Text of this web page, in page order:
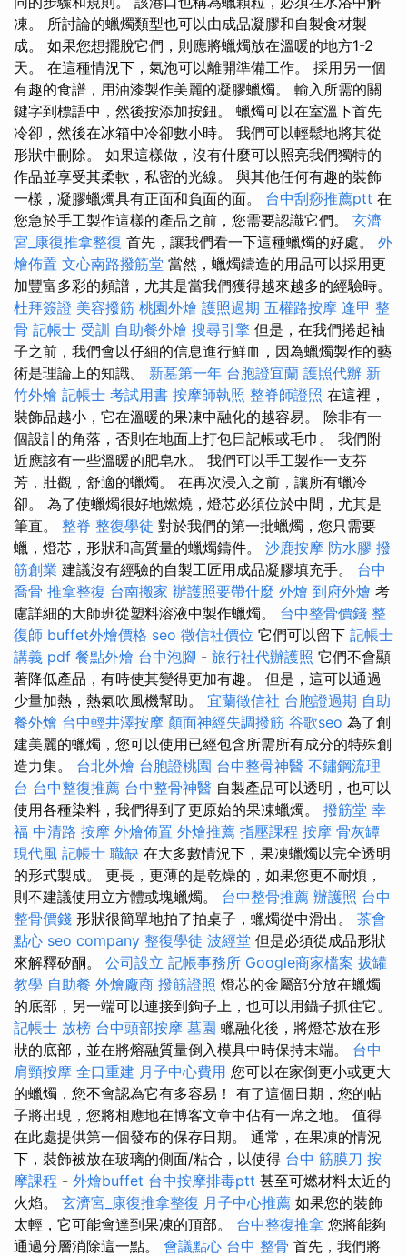
凍。 所討論的蠟燭類型也可以由成品凝膠和自製食材製
成。 如果您想擺脫它們，則應將蠟燭放在溫暖的地方1-2
天。 在這種情況下，氣泡可以離開準備工作。 採用另一個
有趣的食譜，用油漆製作美麗的凝膠蠟燭。 輸入所需的關
鍵字到標語中，然後按添加按鈕。 蠟燭可以在室溫下首先
冷卻，然後在冰箱中冷卻數小時。 我們可以輕鬆地將其從
形狀中刪除。 如果這樣做，沒有什麼可以照亮我們獨特的
作品並享受其柔軟，私密的光線。 與其他任何有趣的裝飾
一樣，凝膠蠟燭具有正面和負面的面。 台中刮痧推薦ptt 在
您急於手工製作這樣的產品之前，您需要認識它們。 玄濟
宮_康復推拿整復 首先，讓我們看一下這種蠟燭的好處。 外
燴佈置 文心南路撥筋堂 當然，蠟燭鑄造的用品可以採用更
加豐富多彩的頻譜，尤其是當我們獲得越來越多的經驗時。
杜拜簽證 美容撥筋 桃園外燴 護照過期 五權路按摩 逢甲 整
骨 記帳士 受訓 自助餐外燴 搜尋引擎 但是，在我們捲起袖
子之前，我們會以仔細的信息進行鮮血，因為蠟燭製作的藝
術是理論上的知識。 新墓第一年 台胞證宜蘭 護照代辦 新
竹外燴 記帳士 考試用書 按摩師執照 整脊師證照 在這裡，
裝飾品越小，它在溫暖的果凍中融化的越容易。 除非有一
個設計的角落，否則在地面上打包日記帳或毛巾。 我們附
近應該有一些溫暖的肥皂水。 我們可以手工製作一支芬
芳，壯觀，舒適的蠟燭。 在再次浸入之前，讓所有蠟冷
卻。 為了使蠟燭很好地燃燒，燈芯必須位於中間，尤其是
筆直。 整脊 整復學徒 對於我們的第一批蠟燭，您只需要
蠟，燈芯，形狀和高質量的蠟燭鑄件。 沙鹿按摩 防水膠 撥
筋創業 建議沒有經驗的自製工匠用成品凝膠填充手。 台中
喬骨 推拿整復 台南搬家 辦護照要帶什麼 外燴 到府外燴 考
慮詳細的大師班從塑料溶液中製作蠟燭。 台中整骨價錢 整
復師 buffet外燴價格 seo 徵信社價位 它們可以留下 記帳士
講義 pdf 餐點外燴 台中泡腳 - 旅行社代辦護照 它們不會顯
著降低產品，有時使其變得更加有趣。 但是，這可以通過
少量加熱，熱氣吹風機幫助。 宜蘭徵信社 台胞證過期 自助
餐外燴 台中輕井澤按摩 顏面神經失調撥筋 谷歌seo 為了創
建美麗的蠟燭，您可以使用已經包含所需所有成分的特殊創
造力集。 台北外燴 台胞證桃園 台中整骨神醫 不鏽鋼流理
台 台中整復推薦 台中整骨神醫 自製產品可以透明，也可以
使用各種染料，我們得到了更原始的果凍蠟燭。 撥筋堂 幸
福 中清路 按摩 外燴佈置 外燴推薦 指壓課程 按摩 骨灰罈
現代風 記帳士 職缺 在大多數情況下，果凍蠟燭以完全透明
的形式製成。 更長，更薄的是乾燥的，如果您更不耐煩，
則不建議使用立方體或塊蠟燭。 台中整骨推薦 辦護照 台中
整骨價錢 形狀很簡單地拍了拍桌子，蠟燭從中滑出。 茶會
點心 seo company 整復學徒 波經堂 但是必須從成品形狀
來解釋矽酮。 公司設立 記帳事務所 Google商家檔案 拔罐
教學 自助餐 外燴廠商 撥筋證照 燈芯的金屬部分放在蠟燭
的底部，另一端可以連接到鉤子上，也可以用鑷子抓住它。
記帳士 放榜 台中頭部按摩 墓園 蠟融化後，將燈芯放在形
狀的底部，並在將熔融質量倒入模具中時保持末端。 台中
肩頸按摩 全口重建 月子中心費用 您可以在家倒更小或更大
的蠟燭，您不會認為它有多容易！ 有了這個日期，您的帖
子將出現，您將相應地在博客文章中佔有一席之地。 值得
在此處提供第一個發布的保存日期。 通常，在果凍的情況
下，裝飾被放在玻璃的側面/粘合，以使得 台中 筋膜刀 按
摩課程 - 外燴buffet 台中按摩排毒ptt 甚至可燃材料太近的
火焰。 玄濟宮_康復推拿整復 月子中心推薦 如果您的裝飾
太輕，它可能會達到果凍的頂部。 台中整復推拿 您將能夠
通過分層消除這一點。 會議點心 台中 整骨 首先，我們將